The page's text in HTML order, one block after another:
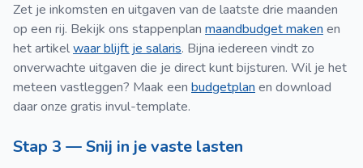
Zet je inkomsten en uitgaven van de laatste drie maanden
op een rij. Bekijk ons stappenplan maandbudget maken en
het artikelwaar blijft je salaris. Bijna iedereen vindt zo
onverwachte uitgaven die je direct kunt bijsturen. Wil je het
meteen vastleggen? Maak een budgetplan en download
daar onze gratis invul-template.
Stap 3 — Snij in je vaste lasten